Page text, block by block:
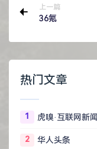
上一篇
36氪
热门文章
1 虎嗅·互联网新闻
2 华人头条